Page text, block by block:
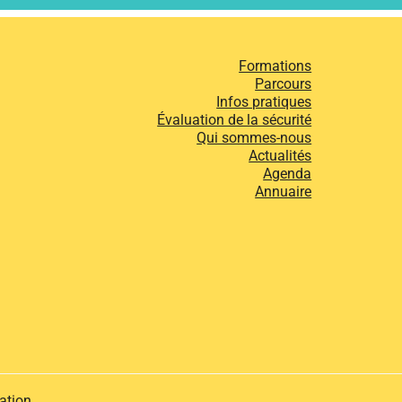
Formations
Parcours
Infos pratiques
Évaluation de la sécurité
Qui sommes-nous
Actualités
Agenda
Annuaire